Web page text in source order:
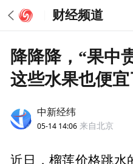
财经频道
降降降，“果中
这些水果也便宜
中新经纬
05-14 14:06 来自北京
近日，榴莲价格跳水